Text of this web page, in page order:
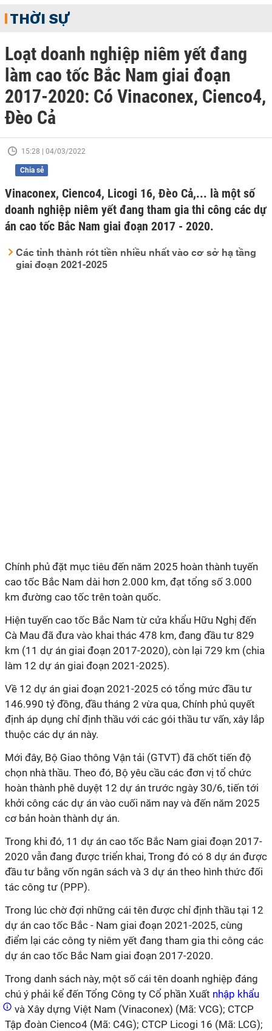
THỜI SỰ
Loạt doanh nghiệp niêm yết đang
làm cao tốc Bắc Nam giai đoạn
2017-2020: Có Vinaconex, Cienco4,
Đèo Cả
15:28 | 04/03/2022
Chia sẻ
Vinaconex, Cienco4, Licogi 16, Đèo Cả,... là một số
doanh nghiệp niêm yết đang tham gia thi công các dự
án cao tốc Bắc Nam giai đoạn 2017 - 2020.
Các tỉnh thành rót tiền nhiều nhất vào cơ sở hạ tầng
giai đoạn 2021-2025
Chính phủ đặt mục tiêu đến năm 2025 hoàn thành tuyến
cao tốc Bắc Nam dài hơn 2.000 km, đạt tổng số 3.000
km đường cao tốc trên toàn quốc.
Hiện tuyến cao tốc Bắc Nam từ cửa khẩu Hữu Nghị đến
Cà Mau đã đưa vào khai thác 478 km, đang đầu tư 829
km (11 dự án giai đoạn 2017-2020), còn lại 729 km (chia
làm 12 dự án giai đoạn 2021-2025).
Về 12 dự án giai đoạn 2021-2025 có tổng mức đầu tư
146.990 tỷ đồng, đầu tháng 2 vừa qua, Chính phủ quyết
định áp dụng chỉ định thầu với các gói thầu tư vấn, xây lắp
thuộc các dự án này.
Mới đây, Bộ Giao thông Vận tải (GTVT) đã chốt tiến độ
chọn nhà thầu. Theo đó, Bộ yêu cầu các đơn vị tổ chức
hoàn thành phê duyệt 12 dự án trước ngày 30/6, tiến tới
khởi công các dự án vào cuối năm nay và đến năm 2025
cơ bản hoàn thành dự án.
Trong khi đó, 11 dự án cao tốc Bắc Nam giai đoạn 2017-
2020 vẫn đang được triển khai, Trong đó có 8 dự án được
đầu tư bằng vốn ngân sách và 3 dự án theo hình thức đối
tác công tư (PPP).
Trong lúc chờ đợi những cái tên được chỉ định thầu tại 12
dự án cao tốc Bắc - Nam giai đoạn 2021-2025, cùng
điểm lại các công ty niêm yết đang tham gia thi công các
dự án cao tốc Bắc Nam giai đoạn 2017-2020.
Trong danh sách này, một số cái tên doanh nghiệp đáng
chú ý phải kể đến Tổng Công ty Cổ phần Xuất nhập khẩu
và Xây dựng Việt Nam (Vinaconex) (Mã: VCG); CTCP
Tập đoàn Cienco4 (Mã: C4G); CTCP Licogi 16 (Mã: LCG);